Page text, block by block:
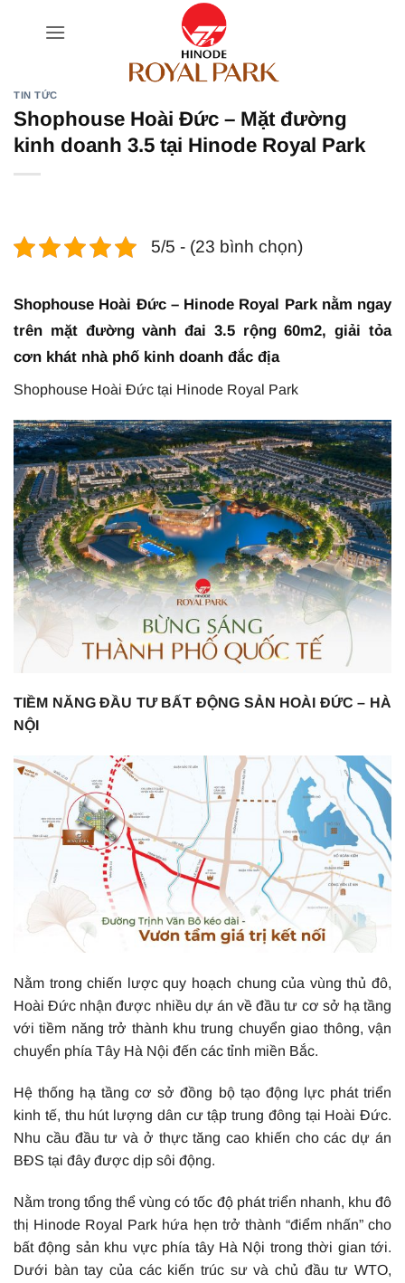
TIN TỨC
Shophouse Hoài Đức – Mặt đường
kinh doanh 3.5 tại Hinode Royal Park
5/5 - (23 bình chọn)
Shophouse Hoài Đức – Hinode Royal Park nằm ngay
trên mặt đường vành đai 3.5 rộng 60m2, giải tỏa
cơn khát nhà phố kinh doanh đắc địa
Shophouse Hoài Đức tại Hinode Royal Park
TIỀM NĂNG ĐẦU TƯ BẤT ĐỘNG SẢN HOÀI ĐỨC – HÀ
NỘI
Nằm trong chiến lược quy hoạch chung của vùng thủ đô,
Hoài Đức nhận được nhiều dự án về đầu tư cơ sở hạ tầng
với tiềm năng trở thành khu trung chuyển giao thông, vận
chuyển phía Tây Hà Nội đến các tỉnh miền Bắc.
Hệ thống hạ tầng cơ sở đồng bộ tạo động lực phát triển
kinh tế, thu hút lượng dân cư tập trung đông tại Hoài Đức.
Nhu cầu đầu tư và ở thực tăng cao khiến cho các dự án
BĐS tại đây được dịp sôi động.
Nằm trong tổng thể vùng có tốc độ phát triển nhanh, khu đô
thị Hinode Royal Park hứa hẹn trở thành “điểm nhấn” cho
bất động sản khu vực phía tây Hà Nội trong thời gian tới.
Dưới bàn tay của các kiến trúc sư và chủ đầu tư WTO,